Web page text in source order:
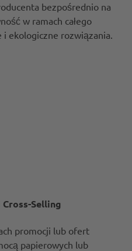
bezpośrednio na
w ramach całego
i ekologiczne rozwiązania.
Selling
promocji lub ofert
papierowych lub